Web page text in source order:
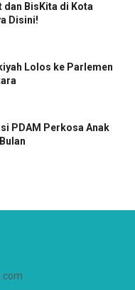
dan BisKita di Kota
Disini!
Lolos ke Parlemen
PDAM Perkosa Anak